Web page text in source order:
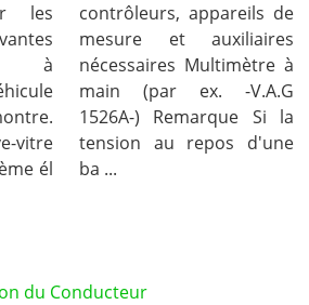
les
à
vitre
él
contrôleurs, appareils de
mesure et auxiliaires
nécessaires Multimètre à
main (par ex. -V.A.G
1526A-) Remarque Si la
tension au repos d'une
ba ...
du Conducteur